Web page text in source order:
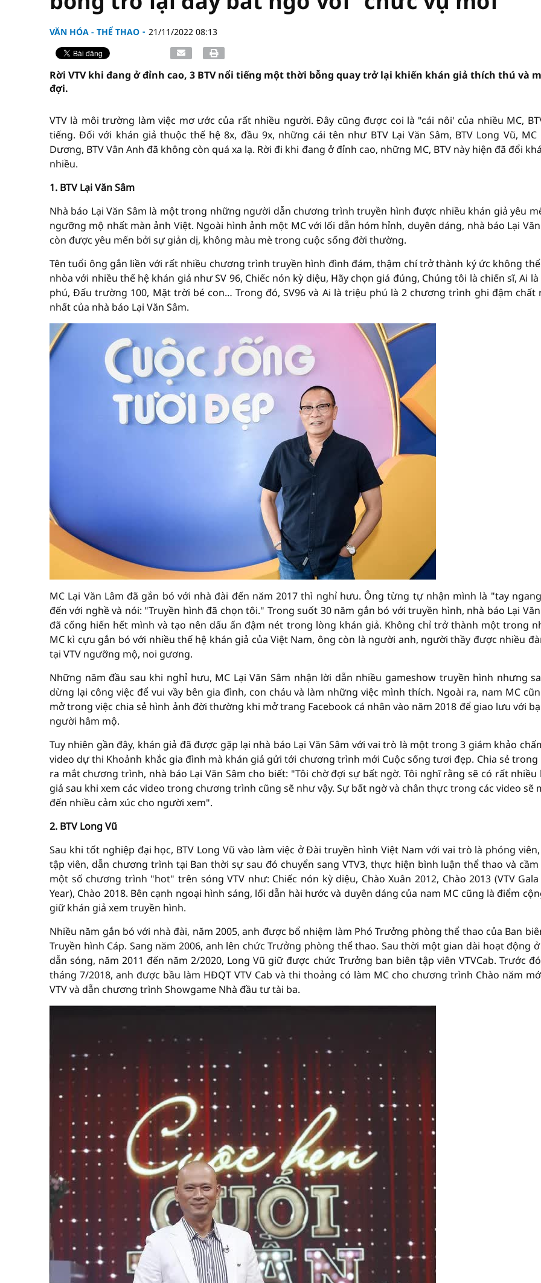
VĂN HÓA - THỂ THAO 21/11/2022 08:13
Rời VTV khi đang ở đỉnh cao, 3 BTV nổi tiếng một thời bỗng quay trở lại khiến khán giả thích thú và
đợi.
VTV là môi trường làm việc mơ ước của rất nhiều người. Đây cũng được coi là "cái nôi' của nhiều MC,
tiếng. Đối với khán giả thuộc thế hệ 8x, đầu 9x, những cái tên như BTV Lại Văn Sâm, BTV Long Vũ, MC
Dương, BTV Vân Anh đã không còn quá xa lạ. Rời đi khi đang ở đỉnh cao, những MC, BTV này hiện đã đổi
nhiều.
1. BTV Lại Văn Sâm
Nhà báo Lại Văn Sâm là một trong những người dẫn chương trình truyền hình được nhiều khán giả yêu
ngưỡng mộ nhất màn ảnh Việt. Ngoài hình ảnh một MC với lối dẫn hóm hỉnh, duyên dáng, nhà báo Lại Văn
còn được yêu mến bởi sự giản dị, không màu mè trong cuộc sống đời thường.
Tên tuổi ông gắn liền với rất nhiều chương trình truyền hình đình đám, thậm chí trở thành ký ức không
nhòa với nhiều thế hệ khán giả như SV 96, Chiếc nón kỳ diệu, Hãy chọn giá đúng, Chúng tôi là chiến sĩ, Ai
phú, Đấu trường 100, Mặt trời bé con… Trong đó, SV96 và Ai là triệu phú là 2 chương trình ghi đậm chất
nhất của nhà báo Lại Văn Sâm.
MC Lại Văn Lâm đã gắn bó với nhà đài đến năm 2017 thì nghỉ hưu. Ông từng tự nhận mình là "tay
đến với nghề và nói: "Truyền hình đã chọn tôi." Trong suốt 30 năm gắn bó với truyền hình, nhà báo Lại Văn
đã cống hiến hết mình và tạo nên dấu ấn đậm nét trong lòng khán giả. Không chỉ trở thành một trong
MC kì cựu gắn bó với nhiều thế hệ khán giả của Việt Nam, ông còn là người anh, người thầy được nhiều
tại VTV ngưỡng mộ, noi gương.
Những năm đầu sau khi nghỉ hưu, MC Lại Văn Sâm nhận lời dẫn nhiều gameshow truyền hình nhưng
dừng lại công việc để vui vầy bên gia đình, con cháu và làm những việc mình thích. Ngoài ra, nam MC
mở trong việc chia sẻ hình ảnh đời thường khi mở trang Facebook cá nhân vào năm 2018 để giao lưu với
người hâm mộ.
Tuy nhiên gần đây, khán giả đã được gặp lại nhà báo Lại Văn Sâm với vai trò là một trong 3 giám khảo
video dự thi Khoảnh khắc gia đình mà khán giả gửi tới chương trình mới Cuộc sống tươi đẹp. Chia sẻ trong
ra mắt chương trình, nhà báo Lại Văn Sâm cho biết: "Tôi chờ đợi sự bất ngờ. Tôi nghĩ rằng sẽ có rất nhiều
giả sau khi xem các video trong chương trình cũng sẽ như vậy. Sự bất ngờ và chân thực trong các video sẽ
đến nhiều cảm xúc cho người xem".
2. BTV Long Vũ
Sau khi tốt nghiệp đại học, BTV Long Vũ vào làm việc ở Đài truyền hình Việt Nam với vai trò là phóng
tập viên, dẫn chương trình tại Ban thời sự sau đó chuyển sang VTV3, thực hiện bình luận thể thao và
một số chương trình "hot" trên sóng VTV như: Chiếc nón kỳ diệu, Chào Xuân 2012, Chào 2013 (VTV
Year), Chào 2018. Bên cạnh ngoại hình sáng, lối dẫn hài hước và duyên dáng của nam MC cũng là điểm
giữ khán giả xem truyền hình.
Nhiều năm gắn bó với nhà đài, năm 2005, anh được bổ nhiệm làm Phó Trưởng phòng thể thao của Ban
Truyền hình Cáp. Sang năm 2006, anh lên chức Trưởng phòng thể thao. Sau thời một gian dài hoạt động
dẫn sóng, năm 2011 đến năm 2/2020, Long Vũ giữ được chức Trưởng ban biên tập viên VTVCab. Trước
tháng 7/2018, anh được bầu làm HĐQT VTV Cab và thi thoảng có làm MC cho chương trình Chào năm
VTV và dẫn chương trình Showgame Nhà đầu tư tài ba.